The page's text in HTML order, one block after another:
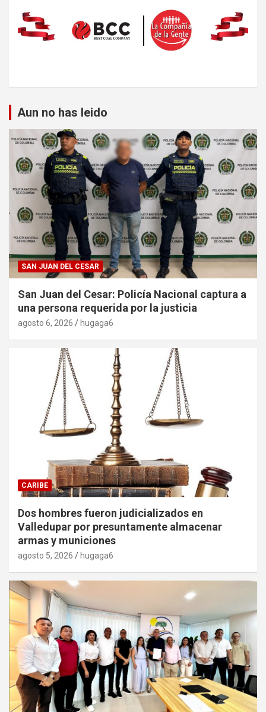
Aun no has leido
SAN JUAN DEL CESAR
San Juan del Cesar: Policía Nacional captura a
una persona requerida por la justicia
agosto 6, 2026 hugaga6
CARIBE
Dos hombres fueron judicializados en
Valledupar por presuntamente almacenar
armas y municiones
agosto 5, 2026 hugaga6